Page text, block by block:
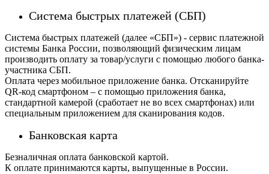
Система быстрых платежей (СБП)
Система быстрых платежей (далее «СБП») - сервис платежной
системы Банка России, позволяющий физическим лицам
производить оплату за товар/услуги с помощью любого банка-
участника СБП.
Оплата через мобильное приложение банка. Отсканируйте
QR-код смартфоном – с помощью приложения банка,
стандартной камерой (сработает не во всех смартфонах) или
специальным приложением для сканирования кодов.
Банковская карта
Безналичная оплата банковской картой.
К оплате принимаются карты, выпущенные в России.